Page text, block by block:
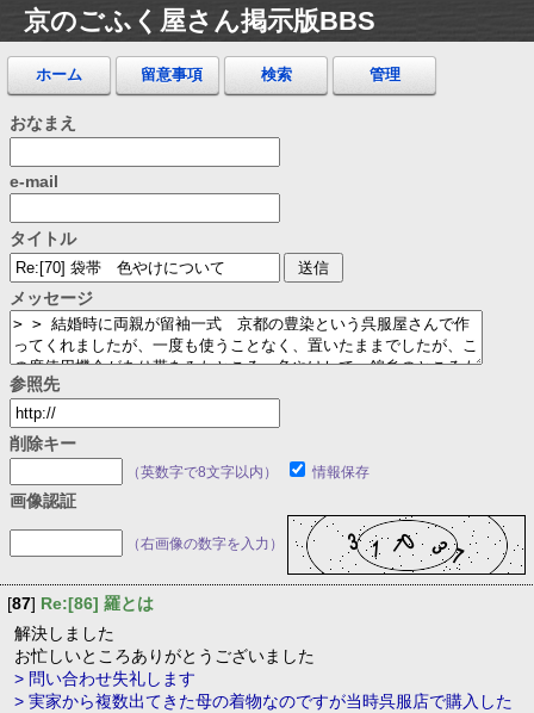
京のごふく屋さん掲示版BBS
ホーム 留意事項 検索 管理
おなまえ
e-mail
タイトル
メッセージ
参照先
削除キー
（英数字で8文字以内） 情報保存
画像認証
（右画像の数字を入力）
[87] Re:[86] 羅とは
解決しました
お忙しいところありがとうございました
> 問い合わせ失礼します
> 実家から複数出てきた母の着物なのですが当時呉服店で購入した